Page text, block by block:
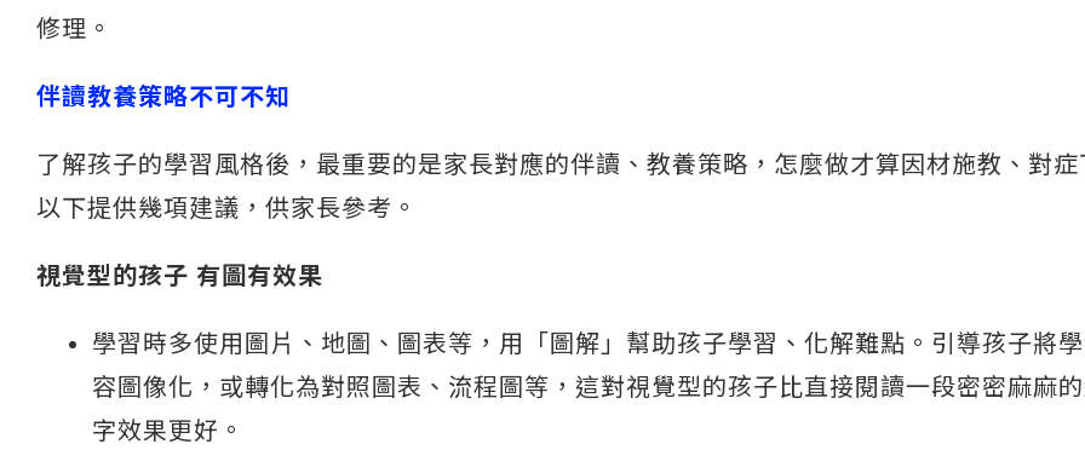
修理。
伴讀教養策略不可不知
了解孩子的學習風格後，最重要的是家長對應的伴讀、教養策略，怎麼做才算因材施教、對症
以下提供幾項建議，供家長參考。
視覺型的孩子 有圖有效果
學習時多使用圖片、地圖、圖表等，用「圖解」幫助孩子學習、化解難點。引導孩子將
容圖像化，或轉化為對照圖表、流程圖等，這對視覺型的孩子比直接閱讀一段密密麻麻
字效果更好。